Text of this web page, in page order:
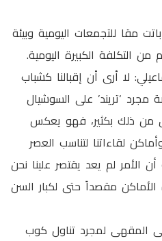
مقا للتجمعات اليومية وبيئة
التكلفة الكبيرة اليومية.
لا أرى أن إقبالنا كشباب
‘تريند’ على السوشيال
من ذلك بكثير، فهو يعكس
لقاءاتنا لتناسب العصر
الأمر لم يعد يقتصر علينا نحن
مقصداً حتى لكبار السن
المقهى لمجرد تناول كوب